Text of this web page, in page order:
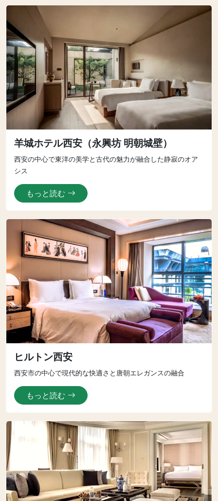
羊城ホテル西安（永興坊 明朝城壁）
西安の中心で東洋の美学と古代の魅力が融合した静寂のオア
シス
もっと読む
ヒルトン西安
西安市の中心で現代的な快適さと唐朝エレガンスの融合
もっと読む